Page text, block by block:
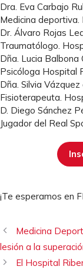
Dra. Eva Carbajo
Medicina
Dr. Álvaro Rojas
Traumatólogo.
Dña. Lucia Balbona
Psicóloga Hospital
Dña. Silvia
Fisioterapeuta.
D. Diego Sánchez
Jugador del Real
¡Te esperamos en
Medicina
lesión a la
El Hospital